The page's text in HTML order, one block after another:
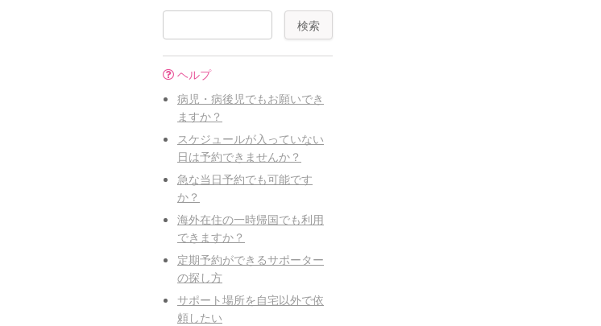
ヘルプ
病児・病後児でもお願いでき
ますか？
スケジュールが入っていない
日は予約できませんか？
急な当日予約でも可能です
か？
海外在住の一時帰国でも利用
できますか？
定期予約ができるサポーター
の探し方
サポート場所を自宅以外で依
頼したい